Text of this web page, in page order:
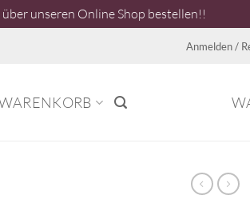
unseren Online Shop bestellen!!
Anmelden /